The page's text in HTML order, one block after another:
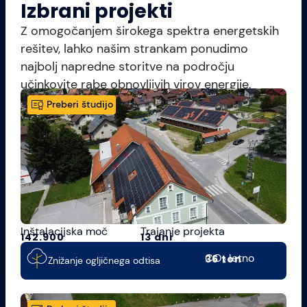
Izbrani projekti
Z omogočanjem širokega spektra energetskih
rešitev, lahko našim strankam ponudimo
najbolj napredne storitve na področju
učinkovite rabe obnovljivih virov energije.
Preberi študijo
Inštalacijska moč
142.900 Trajanje projekta
13 dni
Znižanje ogljičnega odtisa 36 ton
CO₂ letno